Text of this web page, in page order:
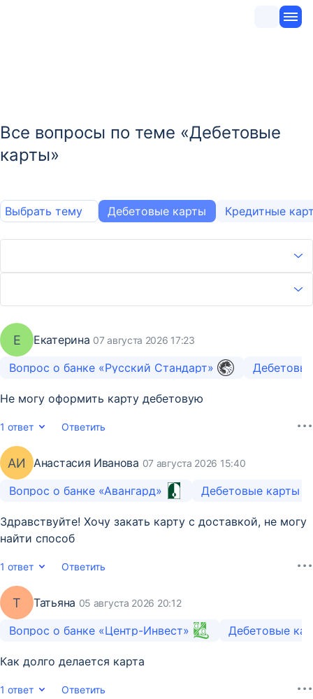
Все вопросы по теме «Дебетовые
карты»
Выбрать тему Дебетовые карты Кредитные
Е Екатерина 07 августа 2026 17:23
Вопрос о банке «Русский Стандарт»
Не могу оформить карту дебетовую
1 ответ Ответить
АИ Анастасия Иванова 07 августа 2026 15:40
Вопрос о банке «Авангард» Дебетовые карты
Здравствуйте! Хочу закать карту с доставкой, не могу
найти способ
1 ответ Ответить
Т Татьяна 05 августа 2026 20:12
Вопрос о банке «Центр-Инвест» Дебетовые
Как долго делается карта
1 ответ Ответить